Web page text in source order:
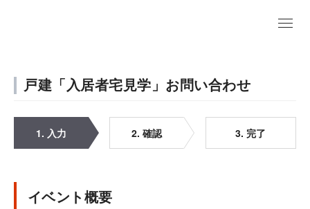
戸建「入居者宅見学」お問い合わせ
1. 入力 2. 確認 3. 完了
イベント概要